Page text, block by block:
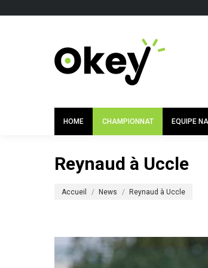
HOME CHAMPIONNAT EQUIPE
Reynaud à Uccle
Accueil News Reynaud à Uccle